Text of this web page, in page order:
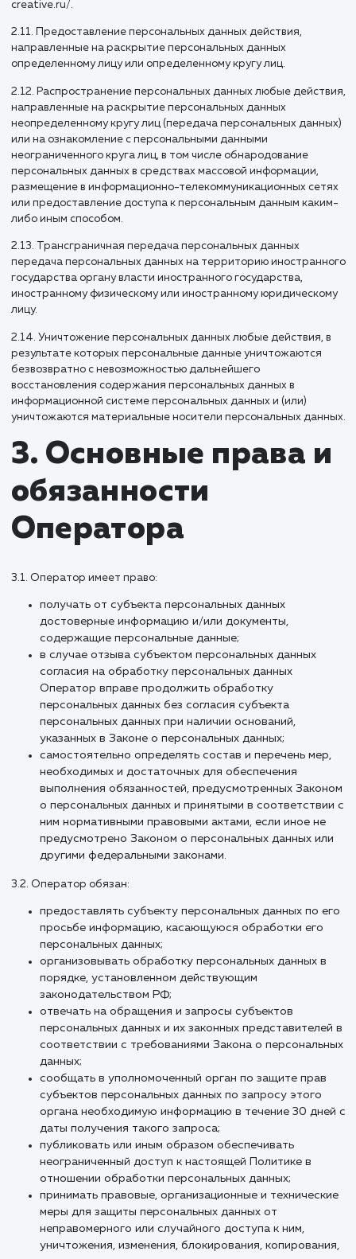
персональных данных для распространения, -
данные, доступ неограниченного круга лиц к которым
предоставлен субъектом персональных данных путем
согласия на обработку персональных данных,
порядке, предусмотренном Законом о персональных
(далее - персональные данные, разрешенные для
распространения).
2.10. Пользователь любой посетитель веб-сайта https://
creative.ru/.
2.11. Предоставление персональных данных действия,
определенному лицу или определенному кругу лиц.
2.12. Распространение персональных данных любые
направленные на раскрытие персональных данных
неопределенному кругу лиц (передача персональных
или на ознакомление с персональными данными
неограниченного круга лиц, в том числе обнародование
персональных данных в средствах массовой информации,
размещение в информационно-телекоммуникационных
или предоставление доступа к персональным данным
либо иным способом.
2.13. Трансграничная передача персональных данных
передача персональных данных на территорию
государства органу власти иностранного государства,
иностранному физическому или иностранному
лицу.
безвозвратно с невозможностью дальнейшего
восстановления содержания персональных данных в
информационной системе персональных данных и (или)
уничтожаются материальные носители персональных
3. Основные права
обязанности
Оператора
3.1. Оператор имеет право:
получать от субъекта персональных данных
содержащие персональные данные;
в случае отзыва субъектом персональных данных
согласия на обработку персональных данных
Оператор вправе продолжить обработку
персональных данных без согласия субъекта
персональных данных при наличии оснований,
указанных в Законе о персональных данных;
самостоятельно определять состав и перечень
необходимых и достаточных для обеспечения
выполнения обязанностей, предусмотренных
о персональных данных и принятыми в
ним нормативными правовыми актами, если иное
предусмотрено Законом о персональных данных
другими федеральными законами.
3.2. Оператор обязан:
просьбе информацию, касающуюся обработки
персональных данных;
организовывать обработку персональных данных